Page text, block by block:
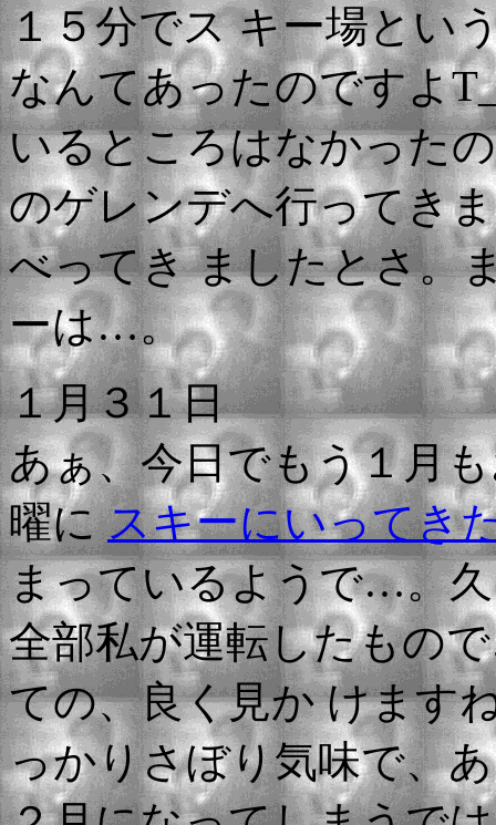
１５分でス キー場とい
なんてあったのですよ
いるところはなかった
のゲレンデへ行ってき
べってき ましたとさ。
ーは…。
１月３１日
あぁ、今日でもう１月
曜にスキーにいってき
まっているようで…。
全部私が運転したもの
ての、良く見か けます
っかりさぼり気味で、